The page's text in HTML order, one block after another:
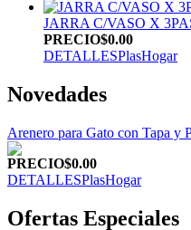
JARRA C/VASO X
PRECIO$0.00
DETALLESPlasHogar
Novedades
Arenero para Gato con Tapa y
PRECIO$0.00
DETALLESPlasHogar
Ofertas Especiales